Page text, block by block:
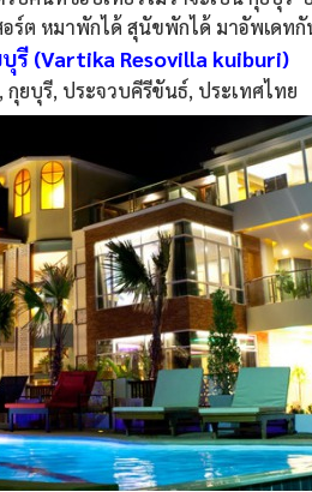
ร์ต หมาพักได้ สุนัขพักได้ มาอัพเดทกั
รี (Vartika Resovilla kuiburi)
กุยบุรี, ประจวบคีรีขันธ์, ประเทศไทย